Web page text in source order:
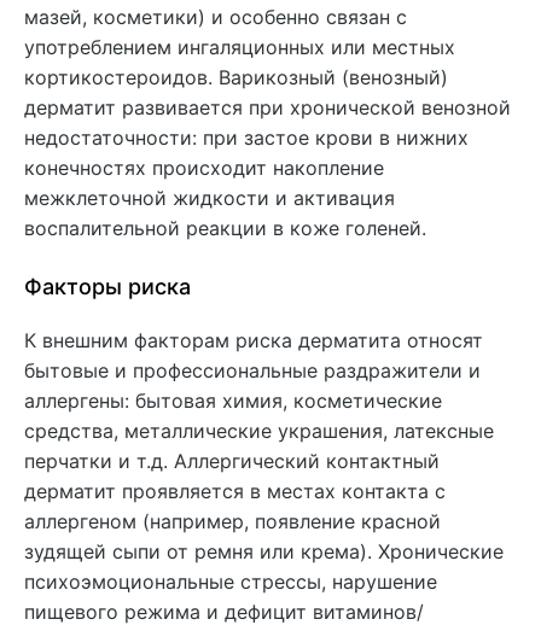
мазей, косметики) и особенно связан с
употреблением ингаляционных или местных
кортикостероидов. Варикозный (венозный)
дерматит развивается при хронической венозной
недостаточности: при застое крови в нижних
конечностях происходит накопление
межклеточной жидкости и активация
воспалительной реакции в коже голеней.
Факторы риска
К внешним факторам риска дерматита относят
бытовые и профессиональные раздражители и
аллергены: бытовая химия, косметические
средства, металлические украшения, латексные
перчатки и т.д. Аллергический контактный
дерматит проявляется в местах контакта с
аллергеном (например, появление красной
зудящей сыпи от ремня или крема). Хронические
психоэмоциональные стрессы, нарушение
пищевого режима и дефицит витаминов/